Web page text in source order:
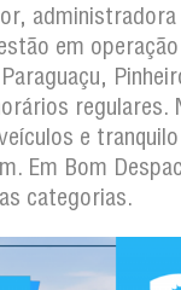
em
regulares.
e
Em Bom
categorias.